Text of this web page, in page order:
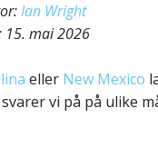
Ian Wright
15. mai 2026
eller New Mexico
vi på på ulike